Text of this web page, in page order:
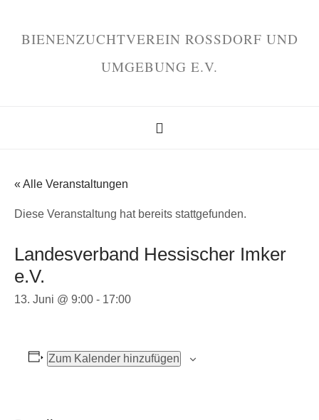
BIENENZUCHTVEREIN ROSSDORF UND U
MGEBUNG E.V.
« Alle Veranstaltungen
Diese Veranstaltung hat bereits stattgefunden.
Landesverband Hessischer Imker
e.V.
13. Juni @ 9:00 - 17:00
Zum Kalender hinzufügen